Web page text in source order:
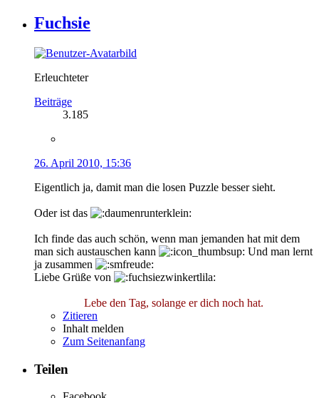
Fuchsie
Erleuchteter
Beiträge
3.185
26. April 2010, 15:36
Eigentlich ja, damit man die losen Puzzle besser sieht.
Oder ist das
Ich finde das auch schön, wenn man jemanden hat mit dem
man sich austauschen kann
Und man lernt
ja zusammen
Liebe Grüße von
Lebe den Tag, solange er dich noch hat.
Zitieren
Inhalt melden
Zum Seitenanfang
Teilen